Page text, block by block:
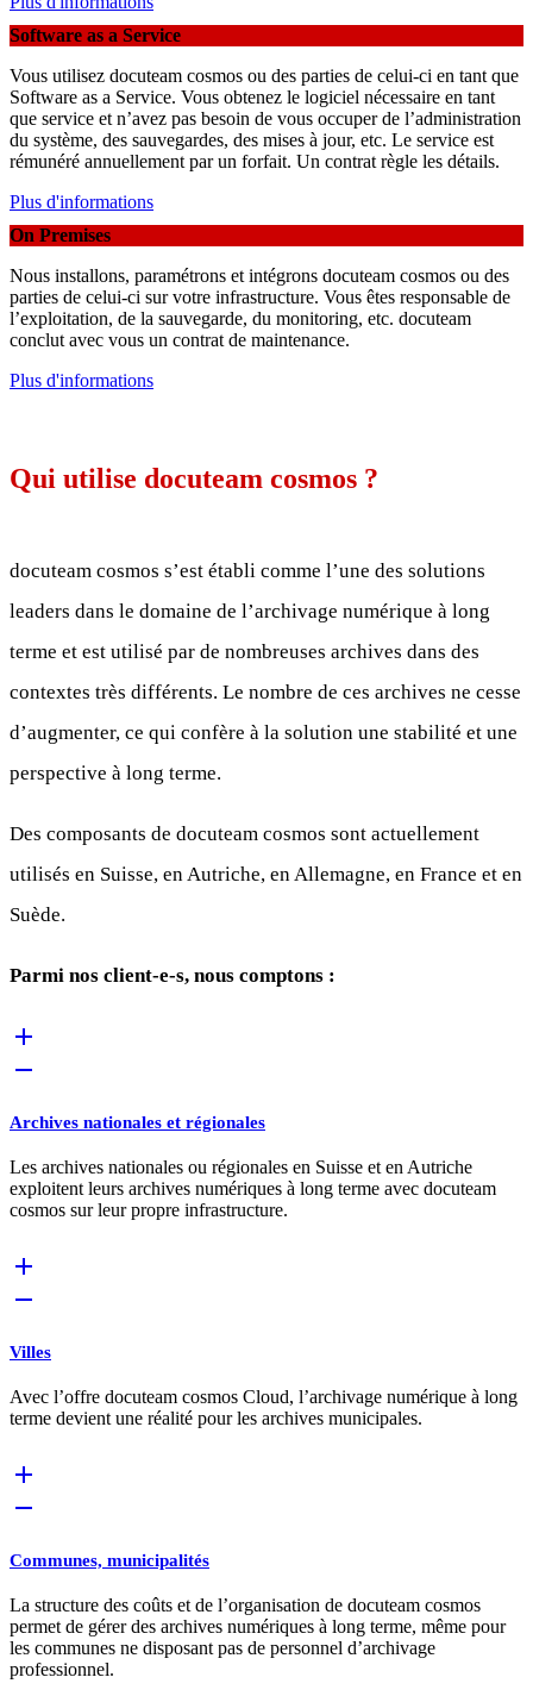
Software as a Service
Vous utilisez docuteam cosmos ou des parties de celui-ci en tant que
Software as a Service. Vous obtenez le logiciel nécessaire en tant
que service et n’avez pas besoin de vous occuper de l’administration
du système, des sauvegardes, des mises à jour, etc. Le service est
rémunéré annuellement par un forfait. Un contrat règle les détails.
Plus d'informations
On Premises
Nous installons, paramétrons et intégrons docuteam cosmos ou des
parties de celui-ci sur votre infrastructure. Vous êtes responsable de
l’exploitation, de la sauvegarde, du monitoring, etc. docuteam
conclut avec vous un contrat de maintenance.
Plus d'informations
Qui utilise docuteam cosmos ?
docuteam cosmos s’est établi comme l’une des solutions
leaders dans le domaine de l’archivage numérique à long
terme et est utilisé par de nombreuses archives dans des
contextes très différents. Le nombre de ces archives ne cesse
d’augmenter, ce qui confère à la solution une stabilité et une
perspective à long terme.
Des composants de docuteam cosmos sont actuellement
utilisés en Suisse, en Autriche, en Allemagne, en France et en
Suède.
Parmi nos client-e-s, nous comptons :
Archives nationales et régionales
Les archives nationales ou régionales en Suisse et en Autriche
exploitent leurs archives numériques à long terme avec docuteam
cosmos sur leur propre infrastructure.
Villes
Avec l’offre docuteam cosmos Cloud, l’archivage numérique à long
terme devient une réalité pour les archives municipales.
Communes, municipalités
La structure des coûts et de l’organisation de docuteam cosmos
permet de gérer des archives numériques à long terme, même pour
les communes ne disposant pas de personnel d’archivage
professionnel.